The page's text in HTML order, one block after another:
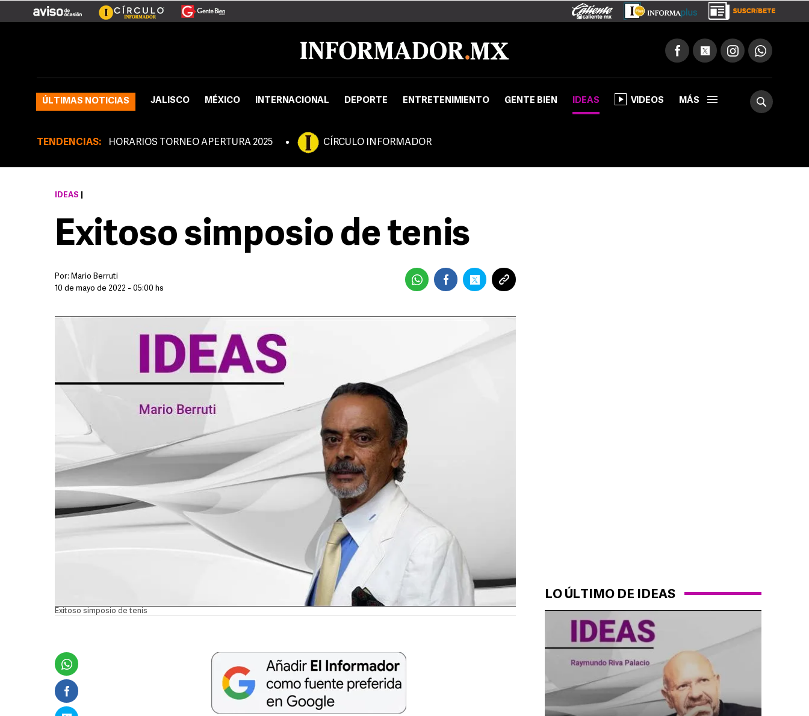
ÚLTIMAS NOTICIAS JALISCO MÉXICO INTERNACIONAL DEPORTE ENTRETENIMIENTO GENTE BIEN IDEAS VIDEOS MÁS
TENDENCIAS: HORARIOS TORNEO APERTURA 2025 CÍRCULO INFORMADOR
LO ÚLTIMO DE IDEAS
IDEAS
Exitoso simposio de tenis
Por: Mario Berruti
10 de mayo de 2022 - 05:00 hs
Exitoso simposio de tenis